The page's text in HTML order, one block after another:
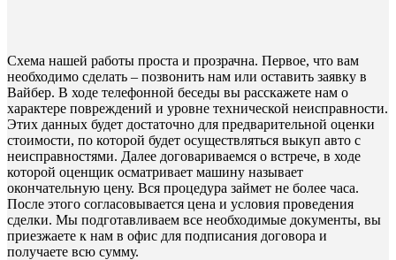
Схема нашей работы проста и прозрачна. Первое, что вам
необходимо сделать – позвонить нам или оставить заявку в
Вайбер. В ходе телефонной беседы вы расскажете нам о
характере повреждений и уровне технической неисправности.
Этих данных будет достаточно для предварительной оценки
стоимости, по которой будет осуществляться выкуп авто с
неисправностями. Далее договариваемся о встрече, в ходе
которой оценщик осматривает машину называет
окончательную цену. Вся процедура займет не более часа.
После этого согласовывается цена и условия проведения
сделки. Мы подготавливаем все необходимые документы, вы
приезжаете к нам в офис для подписания договора и
получаете всю сумму.